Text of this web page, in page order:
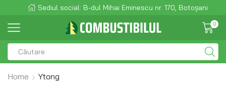
Sediul social: B-dul Mihai Eminescu nr. 170, Botoșani
0
Home Ytong